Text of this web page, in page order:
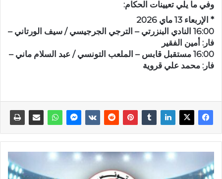
وفي ما يلي تعيينات الحكام:
* الإربعاء 13 ماي 2026
16:00 النادي البنزرتي – الترجي الجرجيسي / سيف الورتاني –
فار: أمين الفقير
16:00 مستقبل قابس – الملعب التونسي / عبد السلام ماني –
فار: محمد علي قروية